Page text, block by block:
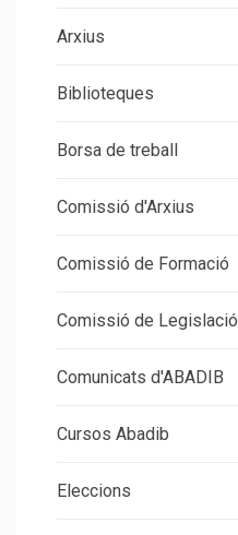
Arxius
Biblioteques
Borsa de treball
Comissió d'Arxius
Comissió de Formació
Comissió de Legislació
Comunicats d'ABADIB
Cursos Abadib
Eleccions